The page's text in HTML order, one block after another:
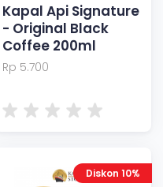
Kapal Api Signature
- Original Black
Coffee 200ml
Rp 5.700
Diskon 10%